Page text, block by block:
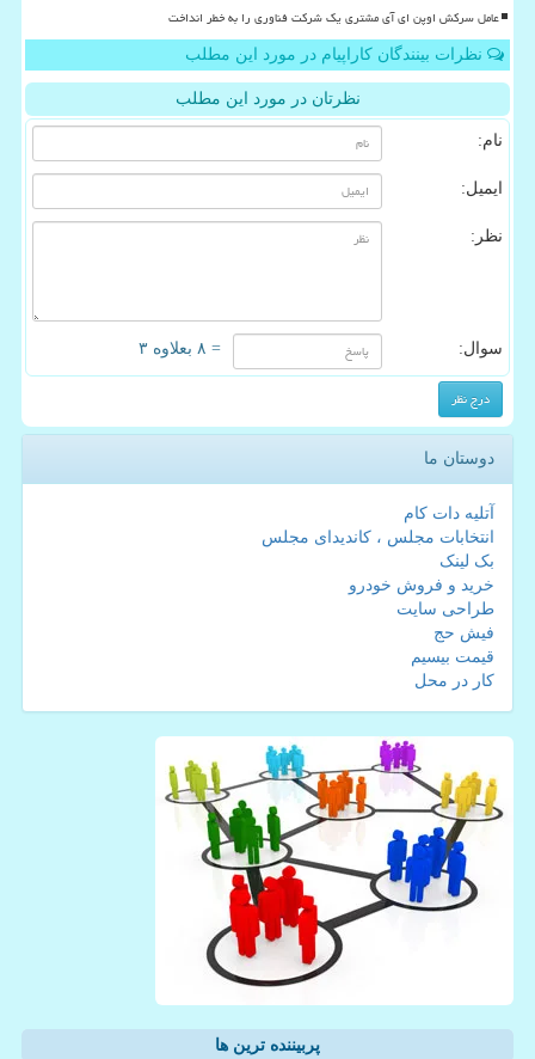
عامل سرکش اوپن ای آی مشتری یک شرکت فناوری را به خطر انداخت
نظرات بینندگان کاراپیام در مورد این مطلب
نظرتان در مورد این مطلب
نام:
ایمیل:
نظر:
سوال: = ۸ بعلاوه ۳
دوستان ما
آتلیه دات کام
انتخابات مجلس ، کاندیدای مجلس
بک لینک
خرید و فروش خودرو
طراحی سایت
فیش حج
قیمت بیسیم
کار در محل
پربیننده ترین ها